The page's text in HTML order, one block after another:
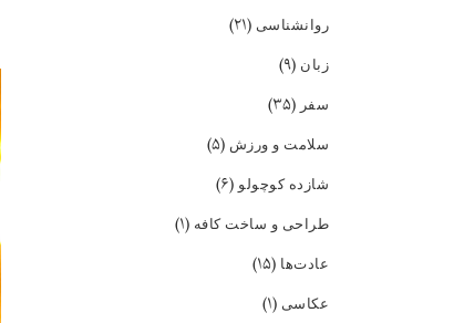
روانشناسی (۲۱)
زبان (۹)
سفر(۳۵)
سلامت و ورزش (۵)
شازده کوچولو(۶)
طراحی و ساخت کافه (۱)
عادت‌ها (۱۵)
عکاسی (۱)